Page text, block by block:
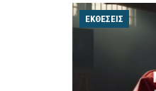
ΕΚΘΈΣΕΙΣ